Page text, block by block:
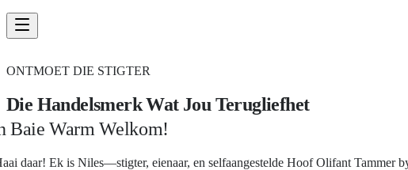
ONTMOET DIE STIGTER
Die Handelsmerk Wat Jou Terugliefhet
Baie Warm Welkom!
daar! Ek is Niles—stigter, eienaar, en selfaangestelde Hoof Olifant Tammer